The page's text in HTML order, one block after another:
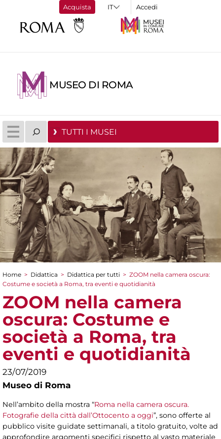
Acquista Accedi
MUSEO DI ROMA
TUTTI I MUSEI
Tu sei qui
Home > Didattica > Didattica per tutti > ZOOM nella camera oscura:
Costume e società a Roma, tra eventi e quotidianità
ZOOM nella camera
oscura: Costume e
società a Roma, tra
eventi e quotidianità
23/07/2019
Museo di Roma
Nell’ambito della mostra “Roma nella camera oscura.
Fotografie della città dall’Ottocento a oggi”, sono offerte al
pubblico visite guidate settimanali, a titolo gratuito, volte ad
approfondire argomenti specifici rispetto al vasto materiale